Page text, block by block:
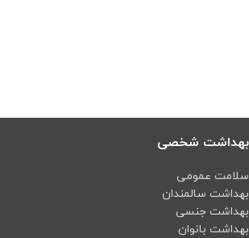
بهداشت شخصی
سلامت عمومی
بهداشت سالمندان
بهداشت جنسی
بهداشت بانوان